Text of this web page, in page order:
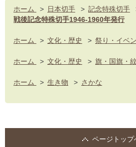
ホーム > 日本切手 > 記念特殊切手
戦後記念特殊切手1946-1960年発行
ホーム > 文化・歴史 > 祭り・イベ
ホーム > 文化・歴史 > 旗・国旗・
ホーム > 生き物 > さかな
ページトップ